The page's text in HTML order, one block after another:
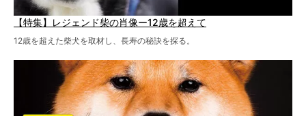
【特集】レジェンド柴の肖像ー12歳を超えて
12歳を超えた柴犬を取材し、長寿の秘訣を探る。